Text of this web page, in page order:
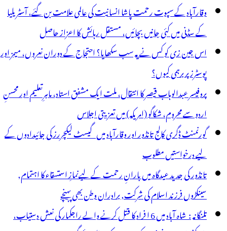
وقارآباد کے سپوت رحمت پاشا انسانیت کی عالمی علامت بن گئے، آسٹریلیا
کے سڈنی میں کئی جانیں بچائیں، مستقل رہائش کا اعزاز حاصل
اس جین زی کو کس نے یہ سب سکھایا؟ احتجاج کے دوران نعروں، میمز اور
پوسٹرز پر برہمی کیوں؟
پروفیسر عبدالوہاب قیصر کا انتقال، ملت ایک مشفق استاد، ماہرِتعلیم اور محسنِ
اردو سے محروم، شکاگو (امریکہ) میں تعزیتی اجلاس
گورنمنٹ ڈگری کالج تانڈور اور وقارآباد میں گیسٹ لیکچررز کی جائیدادوں کے
لیے درخواستیں مطلوب
تانڈور کی جدید عیدگاہ میں بارانِ رحمت کے لیےنمازِ استسقاء کا اہتمام,
سینکڑوں فرزند اسلام کی شرکت, برادران وطن بھی پہنچے
تلنگانہ : شاہ آباد میں 6 ا فراد کا قتل کرنے والے راجکمار کی نعش دستیاب،